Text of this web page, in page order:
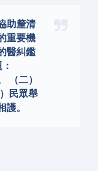
助釐清
重要機
醫糾鑑
（二）
民眾舉
。